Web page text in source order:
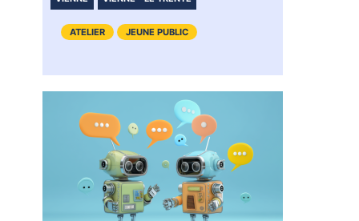
ATELIER JEUNE PUBLIC